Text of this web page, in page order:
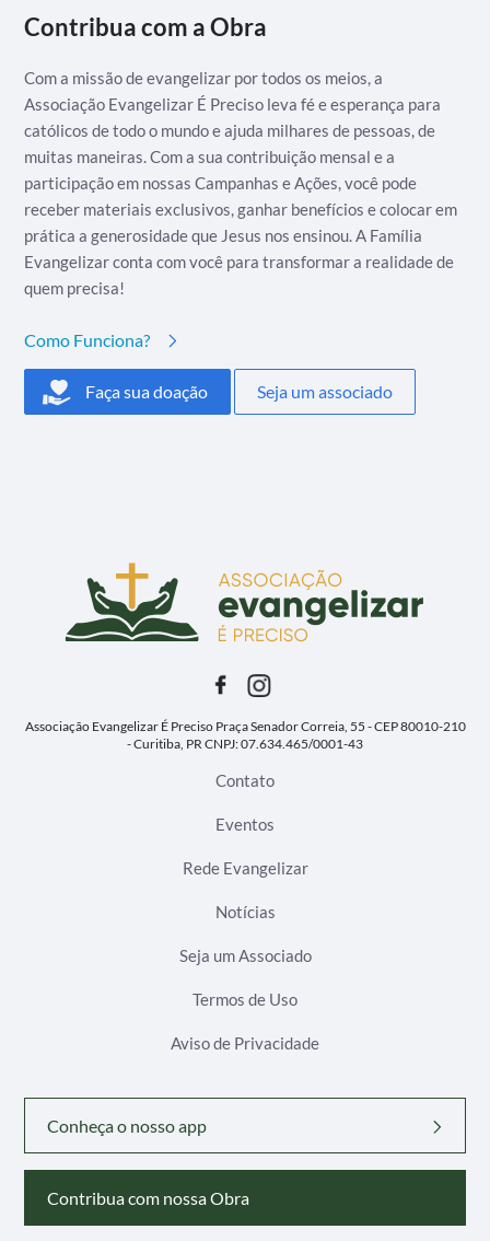
Contribua com a Obra
Com a missão de evangelizar por todos os meios, a
Associação Evangelizar É Preciso leva fé e esperança para
católicos de todo o mundo e ajuda milhares de pessoas, de
muitas maneiras. Com a sua contribuição mensal e a
participação em nossas Campanhas e Ações, você pode
receber materiais exclusivos, ganhar benefícios e colocar em
prática a generosidade que Jesus nos ensinou. A Família
Evangelizar conta com você para transformar a realidade de
quem precisa!
Como Funciona?
Faça sua doação Seja um associado
Associação Evangelizar É PrecisoPraça Senador Correia, 55 - CEP 80010-210
- Curitiba, PRCNPJ: 07.634.465/0001-43
Contato
Eventos
Rede Evangelizar
Notícias
Seja um Associado
Termos de Uso
Aviso de Privacidade
Conheça o nosso app
Contribua com nossa Obra